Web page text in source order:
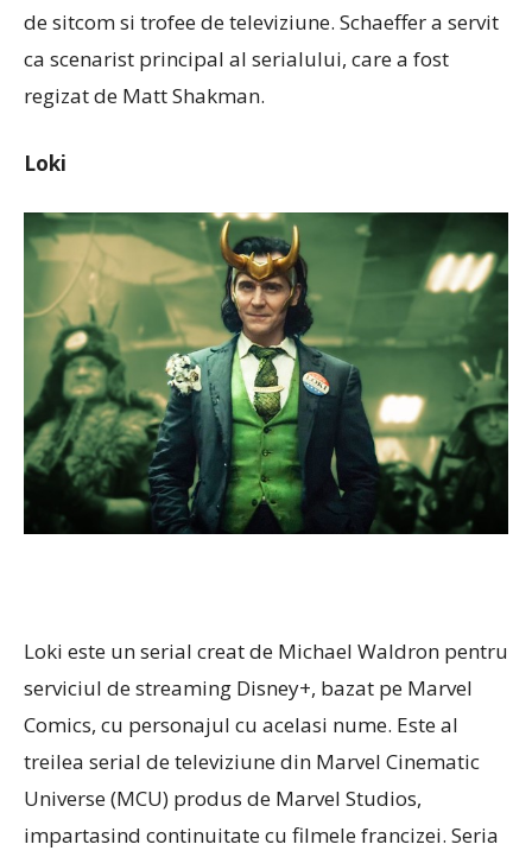
de sitcom si trofee de televiziune. Schaeffer a servit
ca scenarist principal al serialului, care a fost
regizat de Matt Shakman.
Loki
Loki este un serial creat de Michael Waldron pentru
serviciul de streaming Disney+, bazat pe Marvel
Comics, cu personajul cu acelasi nume. Este al
treilea serial de televiziune din Marvel Cinematic
Universe (MCU) produs de Marvel Studios,
impartasind continuitate cu filmele francizei. Seria